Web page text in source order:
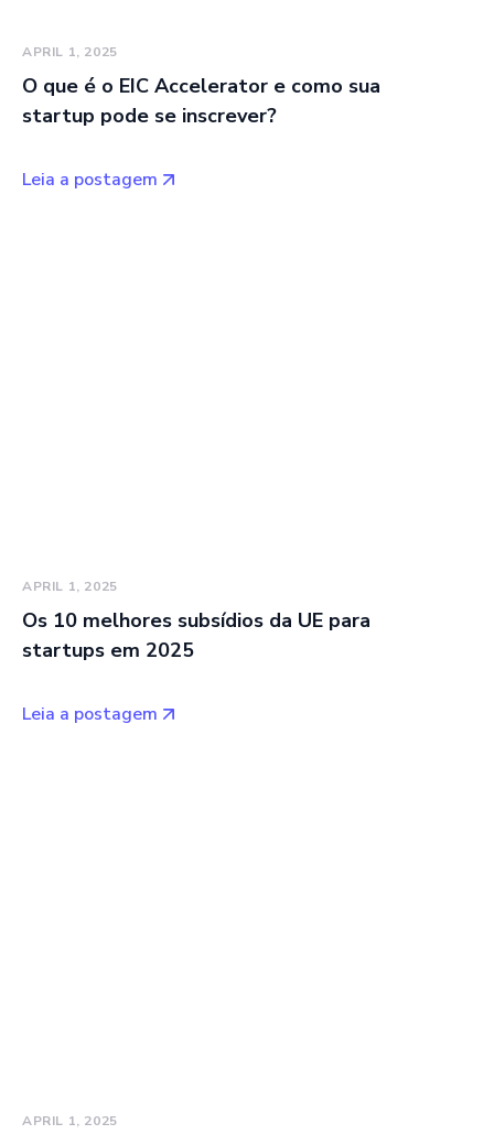
APRIL 1, 2025
O que é o EIC Accelerator e como sua
startup pode se inscrever?
Leia a postagem
APRIL 1, 2025
Os 10 melhores subsídios da UE para
startups em 2025
Leia a postagem
APRIL 1, 2025